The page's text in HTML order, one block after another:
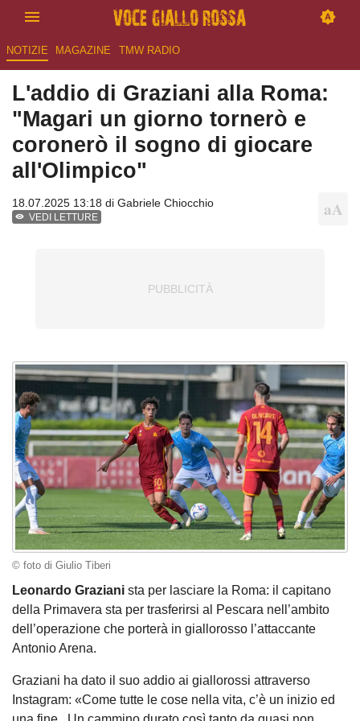
NOTIZIE MAGAZINE TMW RADIO
L'addio di Graziani alla Roma:
"Magari un giorno tornerò e
coronerò il sogno di giocare
all'Olimpico"
18.07.2025 13:18 di Gabriele Chiocchio
VEDI LETTURE
© foto di Giulio Tiberi
Leonardo Graziani sta per lasciare la Roma: il capitano
della Primavera sta per trasferirsi al Pescara nell’ambito
dell’operazione che porterà in giallorosso l’attaccante
Antonio Arena.
Graziani ha dato il suo addio ai giallorossi attraverso
Instagram: «Come tutte le cose nella vita, c’è un inizio ed